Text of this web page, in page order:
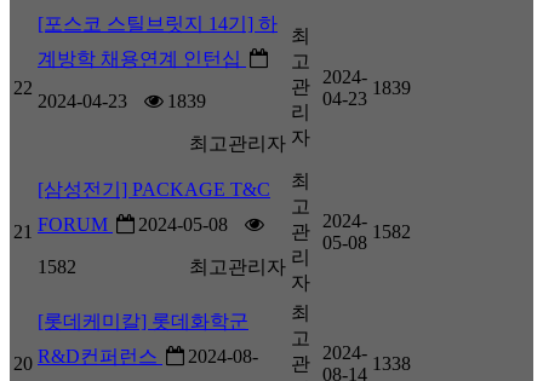
22
[포스코 스틸브릿지 14기] 하
계방학 채용연계 인턴십
2024-04-23 1839
최고관리자
최
고
관
리
자
2024-
04-23
1839
21
[삼성전기] PACKAGE T&C
FORUM
2024-05-08
1582 최고관리자
최
고
관
리
자
2024-
05-08
1582
20
[롯데케미칼] 롯데화학군
R&D컨퍼런스
2024-08-
최
고
관
2024-
08-14
1338